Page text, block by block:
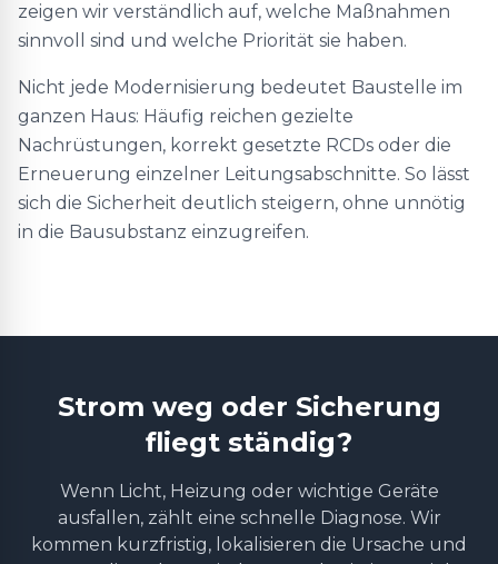
zeigen wir verständlich auf, welche Maßnahmen
sinnvoll sind und welche Priorität sie haben.
Nicht jede Modernisierung bedeutet Baustelle im
ganzen Haus: Häufig reichen gezielte
Nachrüstungen, korrekt gesetzte RCDs oder die
Erneuerung einzelner Leitungsabschnitte. So lässt
sich die Sicherheit deutlich steigern, ohne unnötig
in die Bausubstanz einzugreifen.
Strom weg oder Sicherung
fliegt ständig?
Wenn Licht, Heizung oder wichtige Geräte
ausfallen, zählt eine schnelle Diagnose. Wir
kommen kurzfristig, lokalisieren die Ursache und